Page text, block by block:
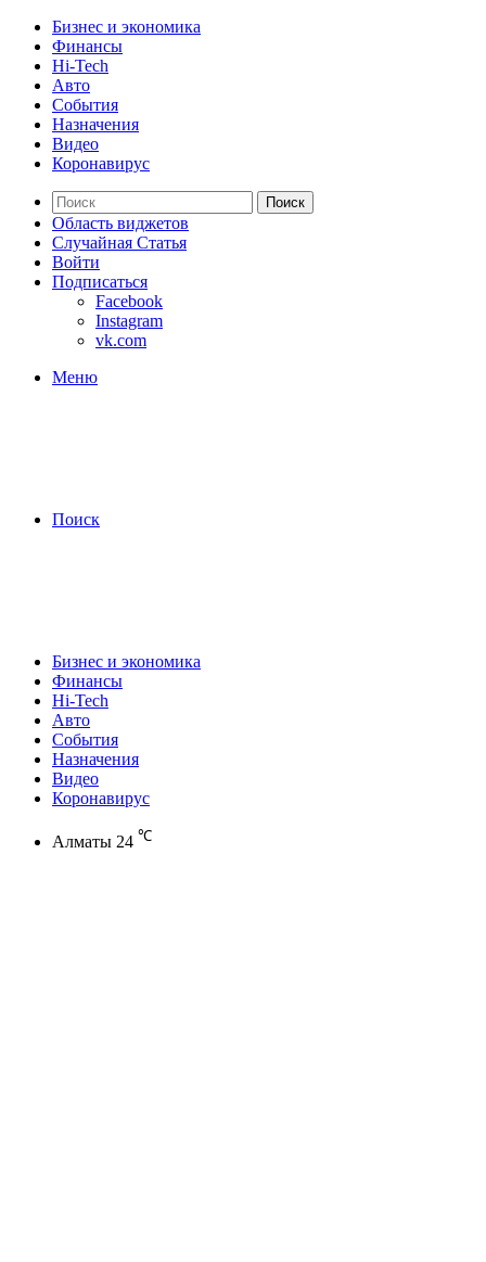
Бизнес и экономика
Финансы
Hi-Tech
Авто
События
Назначения
Видео
Коронавирус
Поиск
Область виджетов
Случайная Статья
Войти
Подписаться
Facebook
Instagram
vk.com
Меню
Поиск
Бизнес и экономика
Финансы
Hi-Tech
Авто
События
Назначения
Видео
Коронавирус
Алматы 24 ℃